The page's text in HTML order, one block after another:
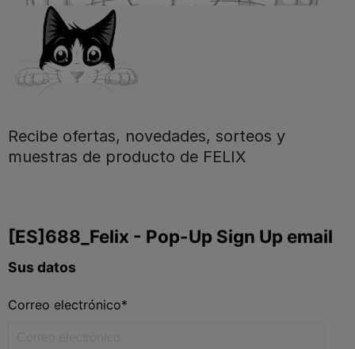
Recibe ofertas, novedades, sorteos y
muestras de producto de FELIX
Para nuestros socios
Contacta
facebookinstagramtwitter youtube